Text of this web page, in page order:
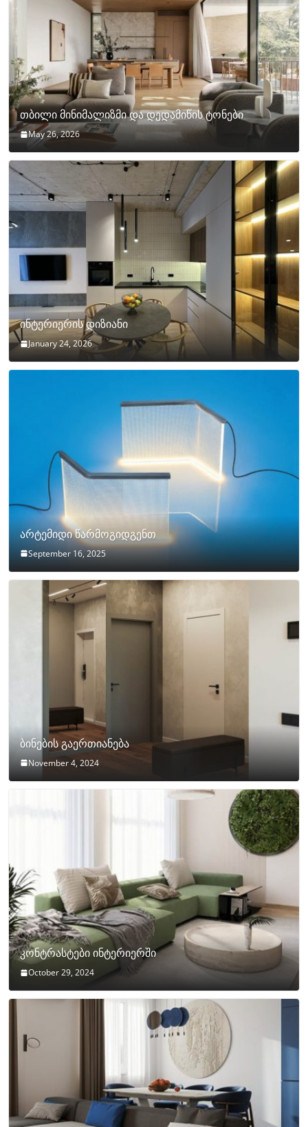
თბილი მინიმალიზმი და დედამიწის ტონები
May 26, 2026
ინტერიერის დიზიანი
January 24, 2026
არტემიდი წარმოგიდგენთ
September 16, 2025
ბინების გაერთიანება
November 4, 2024
კონტრასტები ინტერიერში
October 29, 2024